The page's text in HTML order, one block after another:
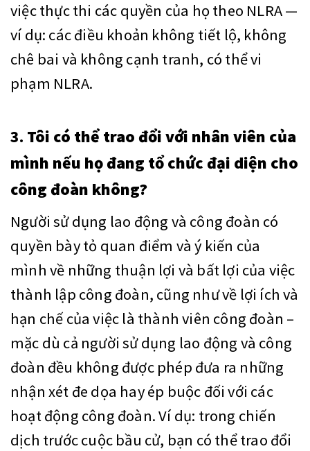
việc thực thi các quyền của họ theo NLRA —
ví dụ: các điều khoản không tiết lộ, không
chê bai và không cạnh tranh, có thể vi
phạm NLRA.
3. Tôi có thể trao đổi với nhân viên của
mình nếu họ đang tổ chức đại diện cho
công đoàn không?
Người sử dụng lao động và công đoàn có
quyền bày tỏ quan điểm và ý kiến của
mình về những thuận lợi và bất lợi của việc
thành lập công đoàn, cũng như về lợi ích và
hạn chế của việc là thành viên công đoàn –
mặc dù cả người sử dụng lao động và công
đoàn đều không được phép đưa ra những
nhận xét đe dọa hay ép buộc đối với các
hoạt động công đoàn. Ví dụ: trong chiến
dịch trước cuộc bầu cử, bạn có thể trao đổi